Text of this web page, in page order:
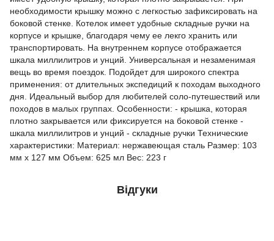
необходимости крышку можно с легкостью зафиксировать на
боковой стенке. Котелок имеет удобные складные ручки на
корпусе и крышке, благодаря чему ее лекго хранить или
транспортировать. На внутреннем корпусе отображается
шкала миллилитров и унций. Универсальная и незаменимая
вещь во время поездок. Подойдет для широкого спектра
применения: от длительных экспедиций к походам выходного
дня. Идеальный выбор для любителей соло-путешествий или
походов в малых группах. Особенности: - крышка, которая
плотно закрывается или фиксируется на боковой стенке -
шкала миллилитров и унций - складные ручки Технические
характеристики: Материал: нержавеющая сталь Размер: 103
мм x 127 мм Объем: 625 мл Вес: 223 г
Відгуки